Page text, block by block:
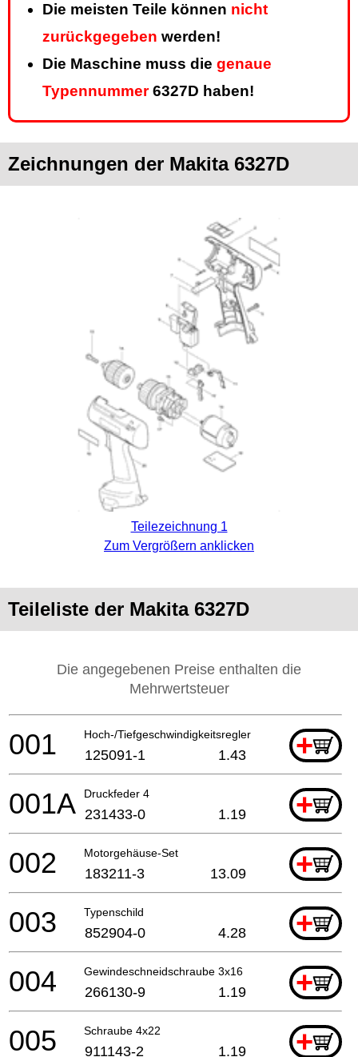
Die meisten Teile können nicht
zurückgegeben werden!
Die Maschine muss die genaue
Typennummer6327D haben!
Zeichnungen der Makita 6327D
Teilezeichnung 1
Zum Vergrößern anklicken
Teileliste der Makita 6327D
Die angegebenen Preise enthalten die
Mehrwertsteuer
Hoch-/Tiefgeschwindigkeitsregler +
001 125091-1 1.43
Druckfeder 4 +
001A 231433-0 1.19
Motorgehäuse-Set +
002 183211-3 13.09
Typenschild +
003 852904-0 4.28
Gewindeschneidschraube 3x16 +
004 266130-9 1.19
Schraube 4x22 +
005 911143-2 1.19